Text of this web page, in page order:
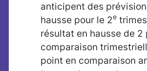
anticipent des
hausse pour le 2e
résultat en hausse de 2
comparaison
point en comparaison